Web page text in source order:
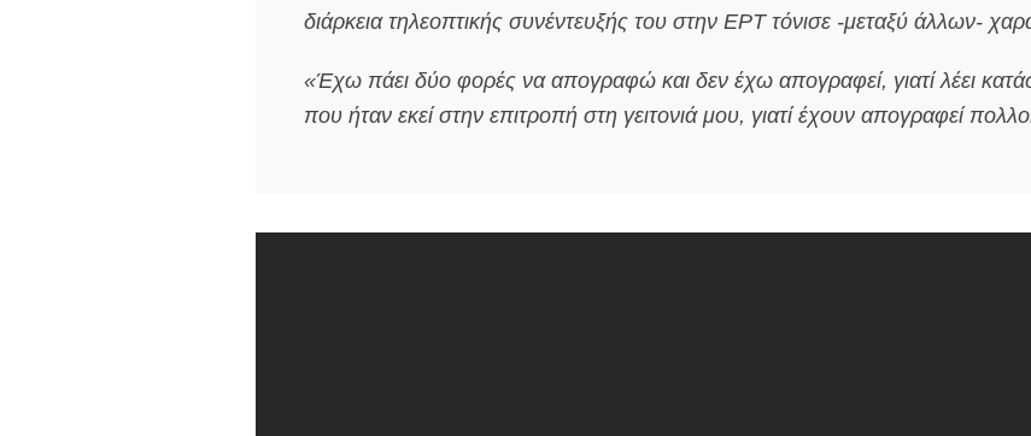
διάρκεια τηλεοπτικής συνέντευξής του στην ΕΡΤ τόνισε -μεταξύ άλλων-
«Έχω πάει δύο φορές να απογραφώ και δεν έχω απογραφεί, γιατί λέει
που ήταν εκεί στην επιτροπή στη γειτονιά μου, γιατί έχουν απογραφεί